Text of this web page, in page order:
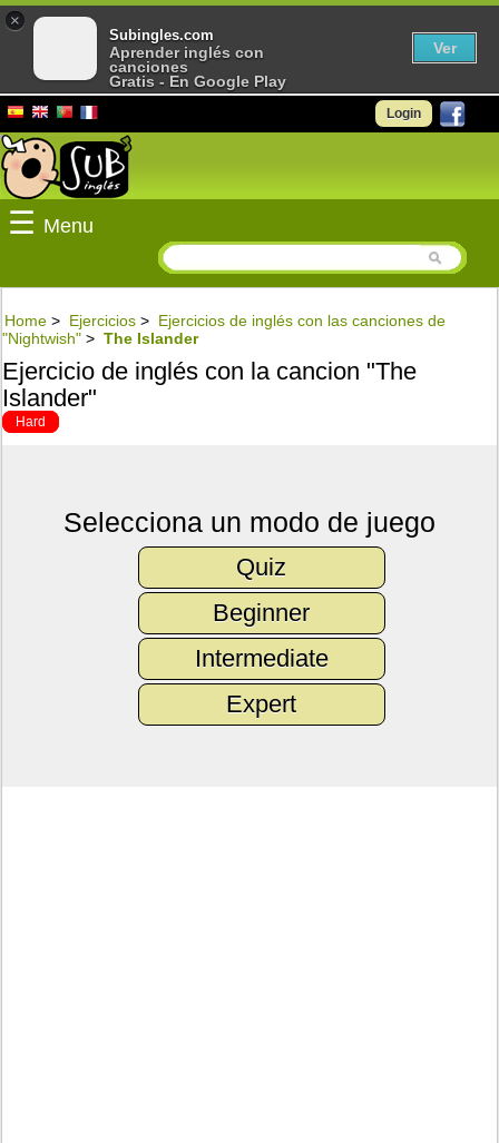
Login
☰ Menu
Home > Ejercicios > Ejercicios de inglés con las canciones de
"Nightwish" > The Islander
Ejercicio de inglés con la cancion "The
Islander"
Hard
Selecciona un modo de juego
Quiz
Beginner
Intermediate
Expert
×
Subingles.com
Aprender inglés con
canciones
Gratis - En Google Play
Ver